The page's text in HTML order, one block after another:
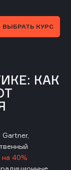
ВЫБРАТЬ КУРС
КАК
на 40%